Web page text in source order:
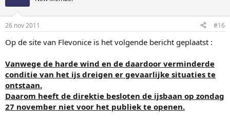
26 nov 2011 #16
Op de site van Flevonice is het volgende bericht geplaatst :
Vanwege de harde wind en de daardoor verminderde
conditie van het ijs dreigen er gevaarlijke situaties te
ontstaan.
Daarom heeft de direktie besloten de ijsbaan op zondag
27 november niet voor het publiek te openen.